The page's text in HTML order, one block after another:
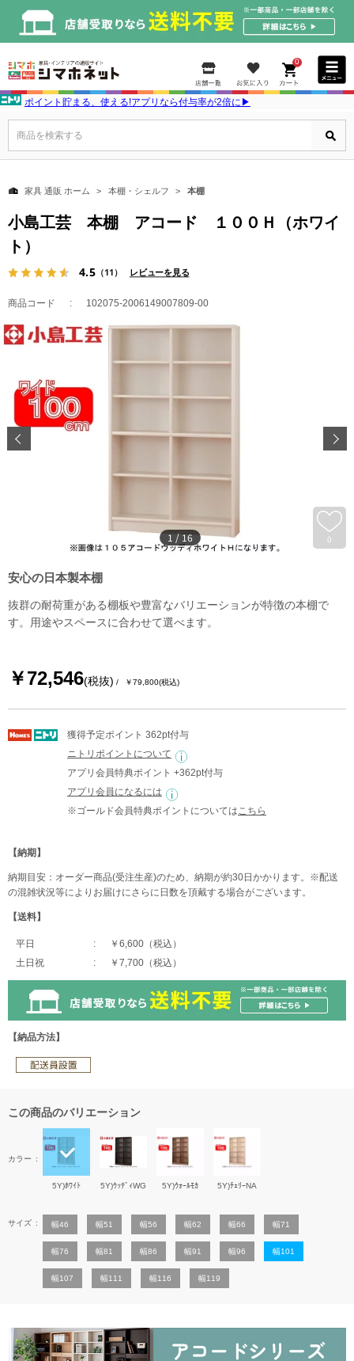
0
ポイント貯まる、使える!アプリなら付与率が2倍に▶
商品を検索する
家具 通販 ホーム 本棚・シェルフ 本棚
小島工芸 本棚 アコード １００Ｈ（ホワイ
ト）
4.5（11） レビューを見る
商品コード 102075-2006149007809-00
0
1 / 16
安心の日本製本棚
抜群の耐荷重がある棚板や豊富なバリエーションが特徴の本棚で
す。用途やスペースに合わせて選べます。
￥72,546(税抜) ￥79,800(税込)
獲得予定ポイント 362pt付与
ニトリポイントについて
アプリ会員特典ポイント +362pt付与
アプリ会員になるには
※ゴールド会員特典ポイントについては こちら
【納期】
納期目安：オーダー商品(受注生産)のため、納期が約30日かかります。※配送
の混雑状況等によりお届けにさらに日数を頂戴する場合がございます。
【送料】
平日
￥6,600（税込）
土日祝
￥7,700（税込）
【納品方法】
この商品のバリエーション
カラー
5Y)ﾎﾜｲﾄ 5Y)ｳｯﾃﾞｨWG 5Y)ｳｫｰﾙﾓｶ 5Y)ﾁｪﾘｰNA
サイズ 幅46 幅51 幅56 幅62 幅66 幅71
幅76 幅81 幅86 幅91 幅96 幅101
幅107 幅111 幅116 幅119